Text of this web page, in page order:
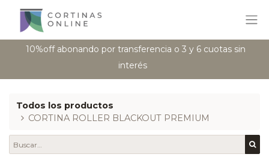
10%off abonando por transferencia o 3 y 6 cuotas sin
interés
Todos los productos
CORTINA ROLLER BLACKOUT PREMIUM